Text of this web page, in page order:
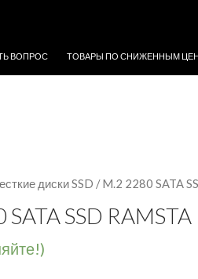
ВОПРОС ТОВАРЫ ПО СНИЖЕННЫМ
диски SSD / M.2 2280 SATA
SATA SSD